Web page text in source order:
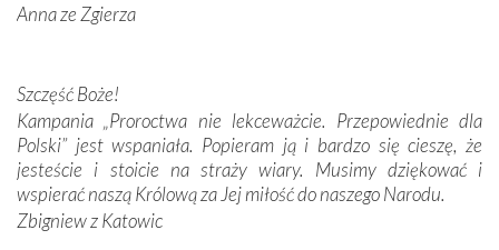
W miejscu objawień Matki Bożej zapaliliśmy świece
Podczas tej kilkudniowej wyprawy na każdym kroku
spotykaliśmy się z serdeczną otwartością
Portugalczyków. Podziwialiśmy ich ludową sztukę i
zwyczaje. Mimo że nasze kraje są od siebie bardzo
oddalone, w żaden sposób nie czuliśmy się obco.
Sprawiła to oczywiście sama Matka Boża, ale też
kulturowa bliskość biorąca swój początek w naszej
Anna ze Zgierza
Szczęść Boże!
Kampania „Proroctwa nie lekceważcie. Przepowiednie dla
Polski” jest wspaniała. Popieram ją i bardzo się cieszę, że
jesteście i stoicie na straży wiary. Musimy dziękować i
wspierać naszą Królową za Jej miłość do naszego Narodu.
Zbigniew z Katowic